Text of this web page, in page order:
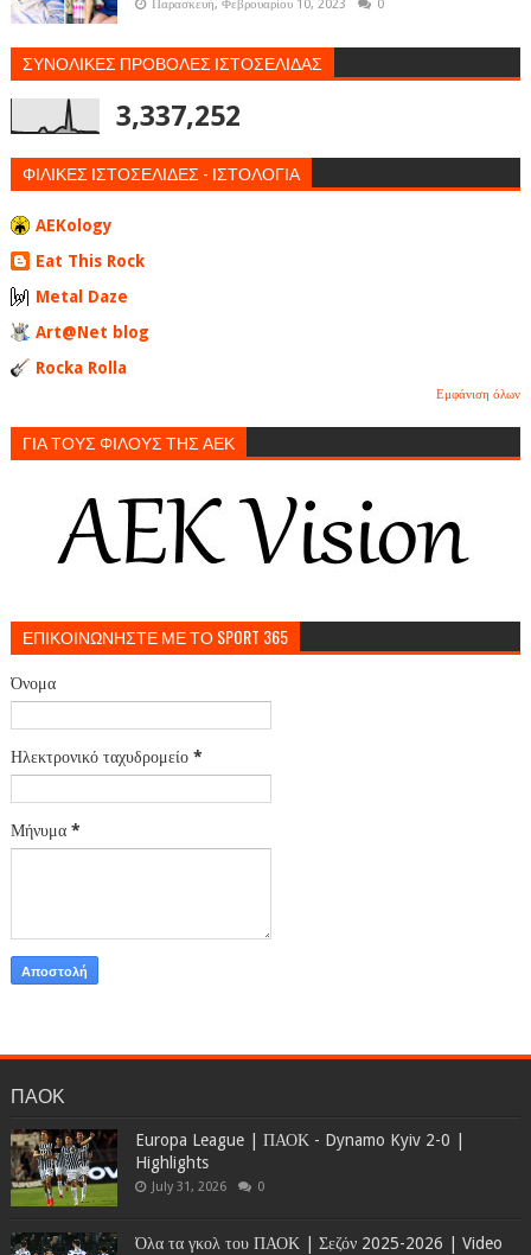
Παρασκευή, Φεβρουαρίου 10, 2023 0
ΣΥΝΟΛΙΚΕΣ ΠΡΟΒΟΛΕΣ ΙΣΤΟΣΕΛΙΔΑΣ
3,337,252
ΦΙΛΙΚΕΣ ΙΣΤΟΣΕΛΙΔΕΣ - ΙΣΤΟΛΟΓΙΑ
AEKology
Eat This Rock
Metal Daze
Art@Net blog
Rocka Rolla
Εμφάνιση όλων
ΓΙΑ ΤΟΥΣ ΦΙΛΟΥΣ ΤΗΣ ΑΕΚ
ΕΠΙΚΟΙΝΩΝΗΣΤΕ ΜΕ ΤΟ SPORT 365
Όνομα
Ηλεκτρονικό ταχυδρομείο *
Μήνυμα *
ΠΑΟΚ
Europa League | ΠΑΟΚ - Dynamo Kyiv 2-0 |
Highlights
July 31, 2026 0
Όλα τα γκολ του ΠΑΟΚ | Σεζόν 2025-2026 | Video